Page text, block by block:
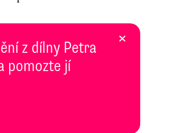
z dílny Petra
pomozte jí
×